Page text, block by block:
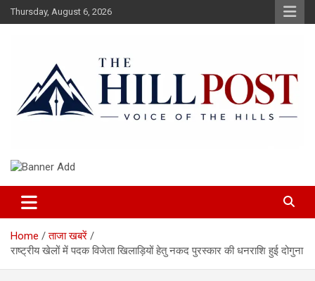
Skip
to
Thursday, August 6, 2026
The Hillpost
Home
ताजा खबरें
राष्ट्रीय खेलों में पदक विजेता खिलाड़ियों हेतु नकद पुरस्कार की धनराशि हुई दोगुना